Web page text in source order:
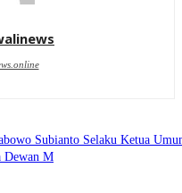
Subianto Selaku Ketua
Dewan M